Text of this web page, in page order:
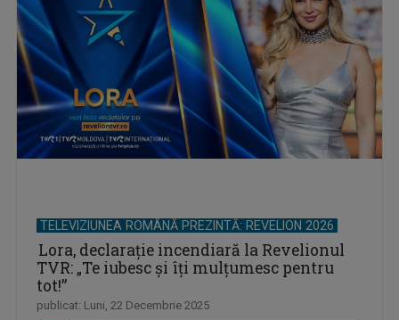
TELEVIZIUNEA ROMÂNĂ PREZINTĂ: REVELION 2026
Lora, declaraţie incendiară la Revelionul
TVR: „Te iubesc şi îţi mulţumesc pentru
tot!”
publicat: Luni, 22 Decembrie 2025